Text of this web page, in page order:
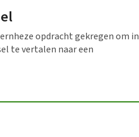
opdracht gekregen om in
te vertalen naar een